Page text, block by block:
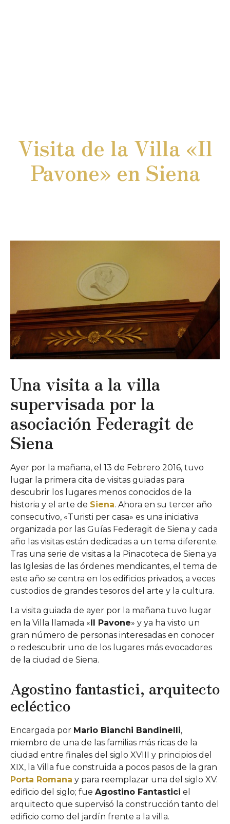
Visita de la Villa «Il
Pavone» en Siena
Una visita a la villa
supervisada por la
asociación Federagit de
Siena
Ayer por la mañana, el 13 de Febrero 2016, tuvo
lugar la primera cita de visitas guiadas para
descubrir los lugares menos conocidos de la
historia y el arte de Siena. Ahora en su tercer año
consecutivo, «Turisti per casa» es una iniciativa
organizada por las Guías Federagit de Siena y cada
año las visitas están dedicadas a un tema diferente.
Tras una serie de visitas a la Pinacoteca de Siena ya
las Iglesias de las órdenes mendicantes, el tema de
este año se centra en los edificios privados, a veces
custodios de grandes tesoros del arte y la cultura.
La visita guiada de ayer por la mañana tuvo lugar
en la Villa llamada « Il Pavone» y ya ha visto un
gran número de personas interesadas en conocer
o redescubrir uno de los lugares más evocadores
de la ciudad de Siena.
Agostino fantastici, arquitecto
ecléctico
Encargada por Mario Bianchi Bandinelli,
miembro de una de las familias más ricas de la
ciudad entre finales del siglo XVIII y principios del
XIX, la Villa fue construida a pocos pasos de la gran
Porta Romana y para reemplazar una del siglo XV.
edificio del siglo; fue Agostino Fantastici el
arquitecto que supervisó la construcción tanto del
edificio como del jardín frente a la villa.